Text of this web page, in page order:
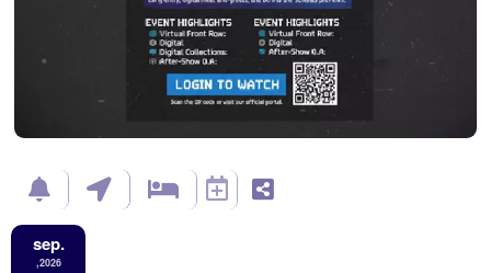
sep.
,2026